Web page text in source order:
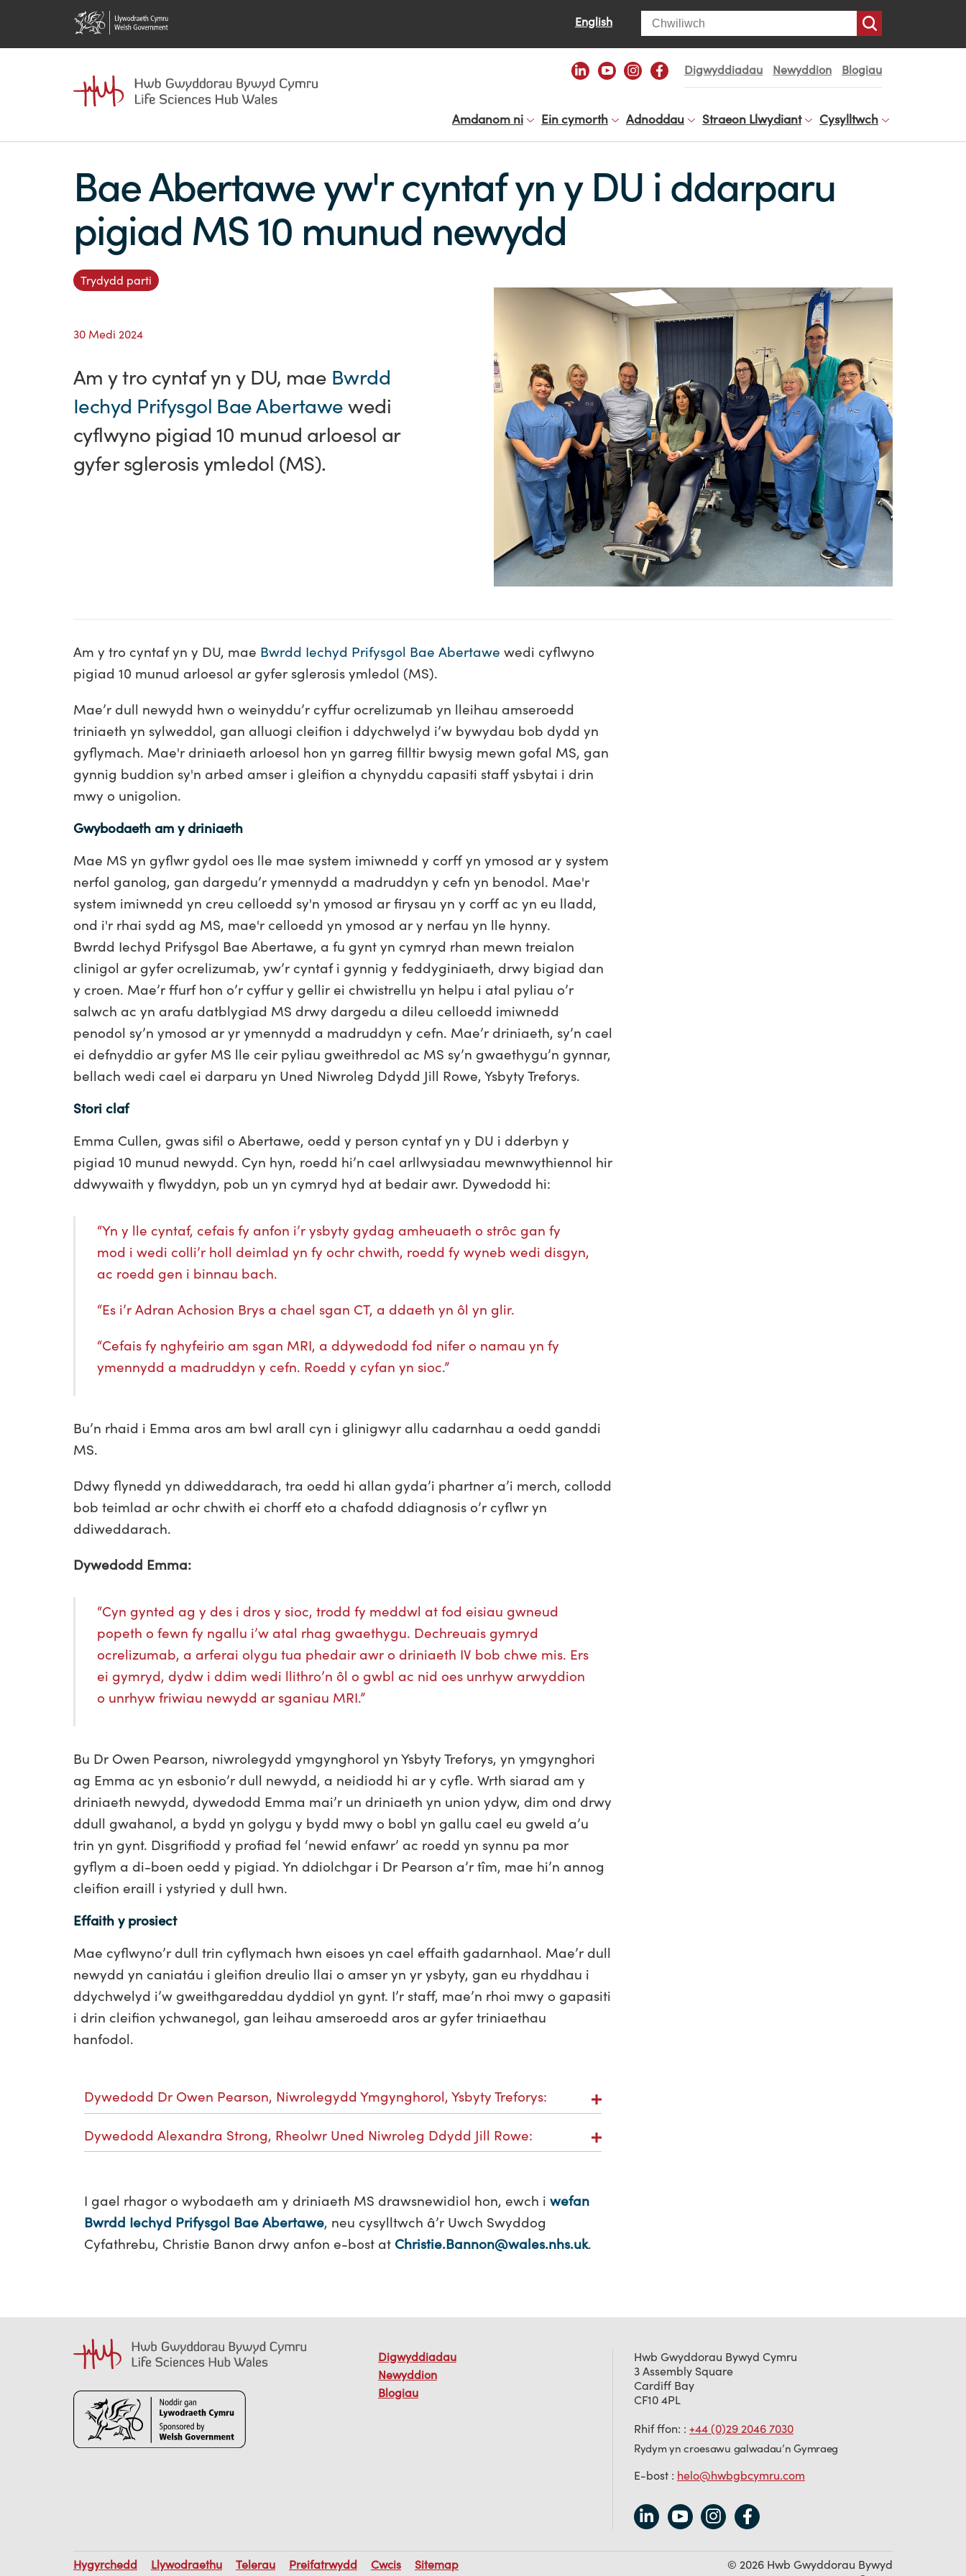
English Search
Digwyddiadau Newyddion Blogiau
Amdanom ni Ein cymorth Adnoddau Straeon Llwydiant Cysylltwch
Bae Abertawe yw'r cyntaf yn y DU i ddarparu
pigiad MS 10 munud newydd
Trydydd parti
30 Medi 2024
Am y tro cyntaf yn y DU, mae Bwrdd
Iechyd Prifysgol Bae Abertawe wedi
cyflwyno pigiad 10 munud arloesol ar
gyfer sglerosis ymledol (MS).
Am y tro cyntaf yn y DU, mae Bwrdd Iechyd Prifysgol Bae Abertawe wedi cyflwyno
pigiad 10 munud arloesol ar gyfer sglerosis ymledol (MS).
Mae’r dull newydd hwn o weinyddu’r cyffur ocrelizumab yn lleihau amseroedd
triniaeth yn sylweddol, gan alluogi cleifion i ddychwelyd i’w bywydau bob dydd yn
gyflymach. Mae'r driniaeth arloesol hon yn garreg filltir bwysig mewn gofal MS, gan
gynnig buddion sy'n arbed amser i gleifion a chynyddu capasiti staff ysbytai i drin
mwy o unigolion.
Gwybodaeth am y driniaeth
Mae MS yn gyflwr gydol oes lle mae system imiwnedd y corff yn ymosod ar y system
nerfol ganolog, gan dargedu’r ymennydd a madruddyn y cefn yn benodol. Mae'r
system imiwnedd yn creu celloedd sy'n ymosod ar firysau yn y corff ac yn eu lladd,
ond i'r rhai sydd ag MS, mae'r celloedd yn ymosod ar y nerfau yn lle hynny.
Bwrdd Iechyd Prifysgol Bae Abertawe, a fu gynt yn cymryd rhan mewn treialon
clinigol ar gyfer ocrelizumab, yw’r cyntaf i gynnig y feddyginiaeth, drwy bigiad dan
y croen. Mae’r ffurf hon o’r cyffur y gellir ei chwistrellu yn helpu i atal pyliau o’r
salwch ac yn arafu datblygiad MS drwy dargedu a dileu celloedd imiwnedd
penodol sy’n ymosod ar yr ymennydd a madruddyn y cefn. Mae’r driniaeth, sy’n cael
ei defnyddio ar gyfer MS lle ceir pyliau gweithredol ac MS sy’n gwaethygu’n gynnar,
bellach wedi cael ei darparu yn Uned Niwroleg Ddydd Jill Rowe, Ysbyty Treforys.
Stori claf
Emma Cullen, gwas sifil o Abertawe, oedd y person cyntaf yn y DU i dderbyn y
pigiad 10 munud newydd. Cyn hyn, roedd hi’n cael arllwysiadau mewnwythiennol hir
ddwywaith y flwyddyn, pob un yn cymryd hyd at bedair awr. Dywedodd hi:
“Yn y lle cyntaf, cefais fy anfon i’r ysbyty gydag amheuaeth o strôc gan fy
mod i wedi colli’r holl deimlad yn fy ochr chwith, roedd fy wyneb wedi disgyn,
ac roedd gen i binnau bach.
“Es i’r Adran Achosion Brys a chael sgan CT, a ddaeth yn ôl yn glir.
“Cefais fy nghyfeirio am sgan MRI, a ddywedodd fod nifer o namau yn fy
ymennydd a madruddyn y cefn. Roedd y cyfan yn sioc.”
Bu’n rhaid i Emma aros am bwl arall cyn i glinigwyr allu cadarnhau a oedd ganddi
MS.
Ddwy flynedd yn ddiweddarach, tra oedd hi allan gyda’i phartner a’i merch, collodd
bob teimlad ar ochr chwith ei chorff eto a chafodd ddiagnosis o’r cyflwr yn
ddiweddarach.
Dywedodd Emma:
“Cyn gynted ag y des i dros y sioc, trodd fy meddwl at fod eisiau gwneud
popeth o fewn fy ngallu i’w atal rhag gwaethygu. Dechreuais gymryd
ocrelizumab, a arferai olygu tua phedair awr o driniaeth IV bob chwe mis. Ers
ei gymryd, dydw i ddim wedi llithro’n ôl o gwbl ac nid oes unrhyw arwyddion
o unrhyw friwiau newydd ar sganiau MRI.”
Bu Dr Owen Pearson, niwrolegydd ymgynghorol yn Ysbyty Treforys, yn ymgynghori
ag Emma ac yn esbonio’r dull newydd, a neidiodd hi ar y cyfle. Wrth siarad am y
driniaeth newydd, dywedodd Emma mai’r un driniaeth yn union ydyw, dim ond drwy
ddull gwahanol, a bydd yn golygu y bydd mwy o bobl yn gallu cael eu gweld a’u
trin yn gynt. Disgrifiodd y profiad fel ‘newid enfawr’ ac roedd yn synnu pa mor
gyflym a di-boen oedd y pigiad. Yn ddiolchgar i Dr Pearson a’r tîm, mae hi’n annog
cleifion eraill i ystyried y dull hwn.
Effaith y prosiect
Mae cyflwyno’r dull trin cyflymach hwn eisoes yn cael effaith gadarnhaol. Mae’r dull
newydd yn caniatáu i gleifion dreulio llai o amser yn yr ysbyty, gan eu rhyddhau i
ddychwelyd i’w gweithgareddau dyddiol yn gynt. I’r staff, mae’n rhoi mwy o gapasiti
i drin cleifion ychwanegol, gan leihau amseroedd aros ar gyfer triniaethau
hanfodol.
Dywedodd Dr Owen Pearson, Niwrolegydd Ymgynghorol, Ysbyty Treforys:
Dywedodd Alexandra Strong, Rheolwr Uned Niwroleg Ddydd Jill Rowe:
I gael rhagor o wybodaeth am y driniaeth MS drawsnewidiol hon, ewch i wefan
Bwrdd Iechyd Prifysgol Bae Abertawe, neu cysylltwch â’r Uwch Swyddog
Cyfathrebu, Christie Banon drwy anfon e-bost at Christie.Bannon@wales.nhs.uk.
Digwyddiadau
Newyddion
Blogiau
Hwb Gwyddorau Bywyd Cymru
3 Assembly Square
Cardiff Bay
CF10 4PL
Rhif ffon: : +44 (0)29 2046 7030
Rydym yn croesawu galwadau’n Gymraeg
E-bost : helo@hwbgbcymru.com
Hygyrchedd Llywodraethu Telerau Preifatrwydd Cwcis Sitemap
© 2026 Hwb Gwyddorau Bywyd